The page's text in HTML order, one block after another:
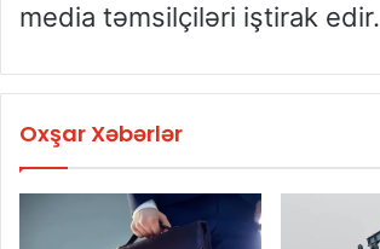
media təmsilçiləri iştirak edir.
Oxşar Xəbərlər